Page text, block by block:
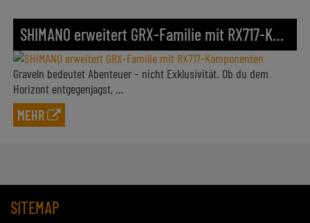
SHIMANO erweitert GRX-Familie mit RX717-Komponenten
Graveln bedeutet Abenteuer – nicht Exklusivität. Ob du dem
Horizont entgegenjagst, ...
MEHR
SITEMAP